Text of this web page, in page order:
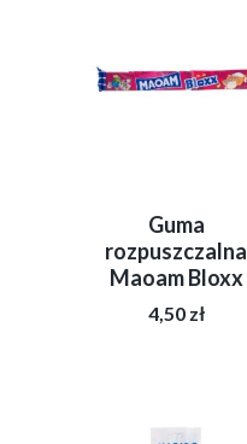
Guma
rozpuszczalna
Maoam Bloxx
4,50 zł